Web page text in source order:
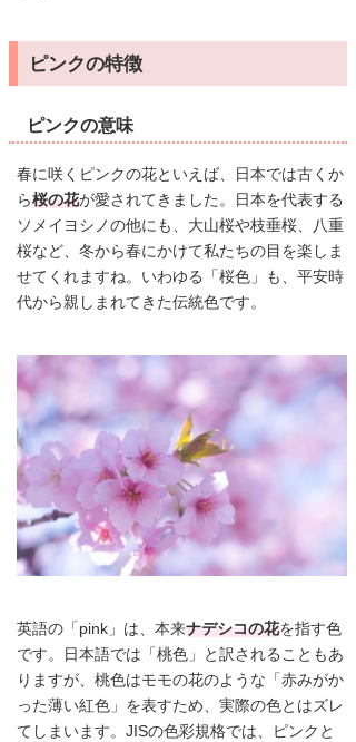
ピンクの特徴
ピンクの意味
春に咲くピンクの花といえば、日本では古くか
ら桜の花が愛されてきました。日本を代表する
ソメイヨシノの他にも、大山桜や枝垂桜、八重
桜など、冬から春にかけて私たちの目を楽しま
せてくれますね。いわゆる「桜色」も、平安時
代から親しまれてきた伝統色です。
英語の「pink」は、本来ナデシコの花を指す色
です。日本語では「桃色」と訳されることもあ
りますが、桃色はモモの花のような「赤みがか
った薄い紅色」を表すため、実際の色とはズレ
てしまいます。JISの色彩規格では、ピンクと